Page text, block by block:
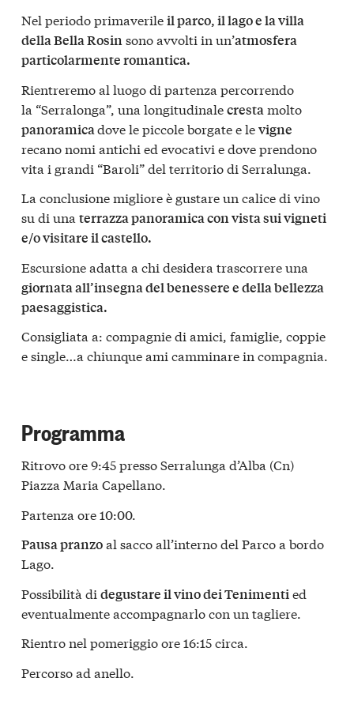
Nel periodo primaverileil parco, il lago e la villa
della Bella Rosinsono avvolti in un’atmosfera
particolarmente romantica.
Rientreremo al luogo di partenza percorrendo
la “Serralonga”, una longitudinalecresta molto
panoramicadove le piccole borgate e levigne
recano nomi antichi ed evocativi e dove prendono
vita i grandi “Baroli” del territorio di Serralunga.
La conclusione migliore è gustare un calice di vino
su di una terrazza panoramica con vista sui vigneti
e/o visitare il castello.
Escursione adatta a chi desidera trascorrere una
giornata all’insegna del benessere e della bellezza
paesaggistica.
Consigliata a: compagnie di amici, famiglie, coppie
e single…a chiunque ami camminare in compagnia.
Programma
Ritrovo ore 9:45 presso Serralunga d’Alba (Cn)
Piazza Maria Capellano.
Partenza ore 10:00.
Pausa pranzoal sacco all’interno del Parco a bordo
Lago.
Possibilità di degustare il vino dei Tenimentied
eventualmente accompagnarlo con un tagliere.
Rientro nel pomeriggio ore 16:15 circa.
Percorso ad anello.